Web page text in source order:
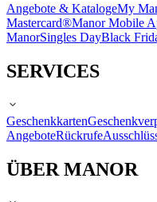
Angebote & KatalogeMy
Mastercard®Manor Mobile
ManorSingles DayBlack
SERVICES
Geschenkkarten
AngeboteRückrufe
ÜBER MANOR